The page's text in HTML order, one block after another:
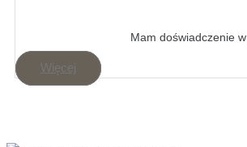
Mam doświadczenie
Więcej